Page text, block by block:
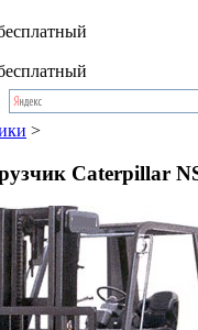
>
Caterpillar